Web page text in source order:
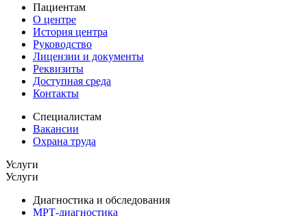
Пациентам
О центре
История центра
Руководство
Лицензии и документы
Реквизиты
Доступная среда
Контакты
Специалистам
Вакансии
Охрана труда
Услуги
Услуги
Диагностика и обследования
МРТ-диагностика